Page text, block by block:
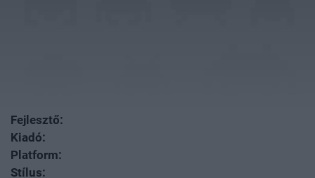
Fejlesztő:
Kiadó:
Platform:
Stílus: